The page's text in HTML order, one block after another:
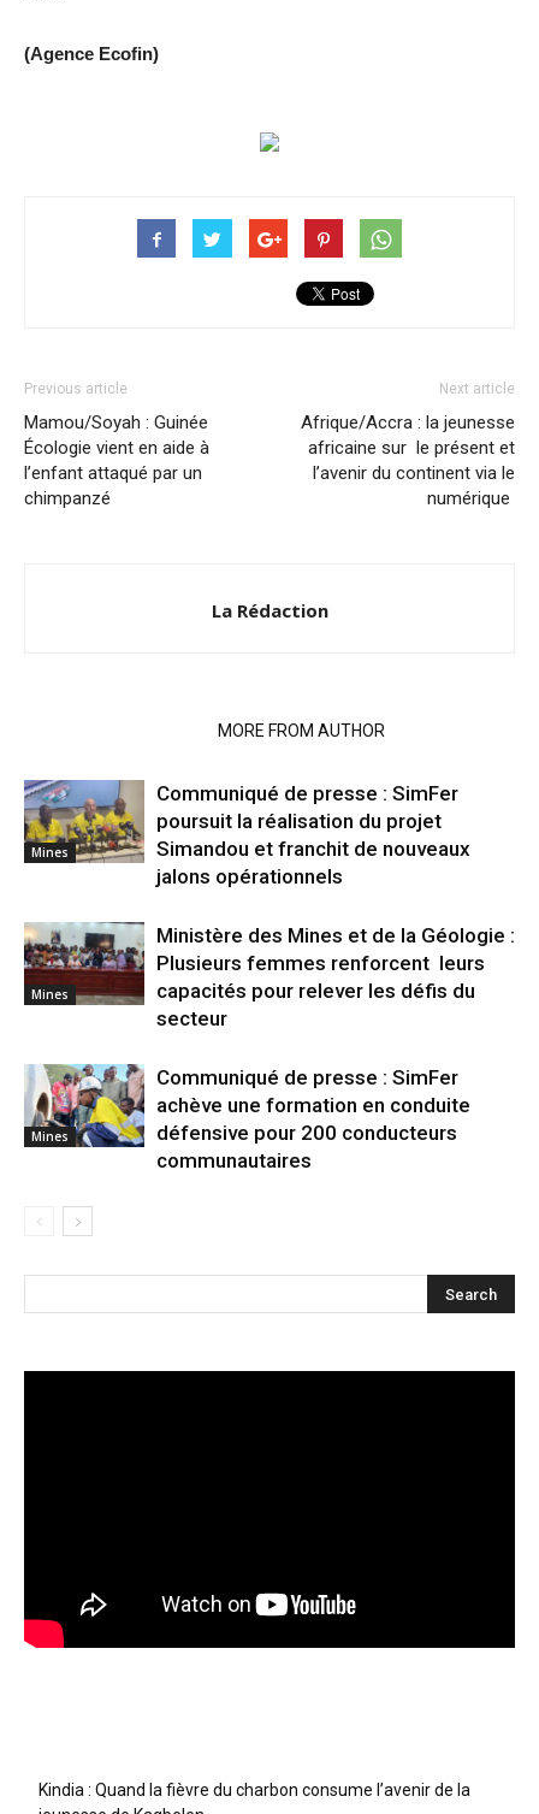
(Agence Ecofin)
Previous article
Mamou/Soyah : Guinée
Écologie vient en aide à
l’enfant attaqué par un
chimpanzé
Next article
Afrique/Accra : la jeunesse
africaine sur le présent et
l’avenir du continent via le
numérique
La Rédaction
MORE FROM AUTHOR
Mines
Communiqué de presse : SimFer
poursuit la réalisation du projet
Simandou et franchit de nouveaux
jalons opérationnels
Mines
Ministère des Mines et de la Géologie :
Plusieurs femmes renforcent leurs
capacités pour relever les défis du
secteur
Mines
Communiqué de presse : SimFer
achève une formation en conduite
défensive pour 200 conducteurs
communautaires
Kindia : Quand la fièvre du charbon consume l’avenir de la